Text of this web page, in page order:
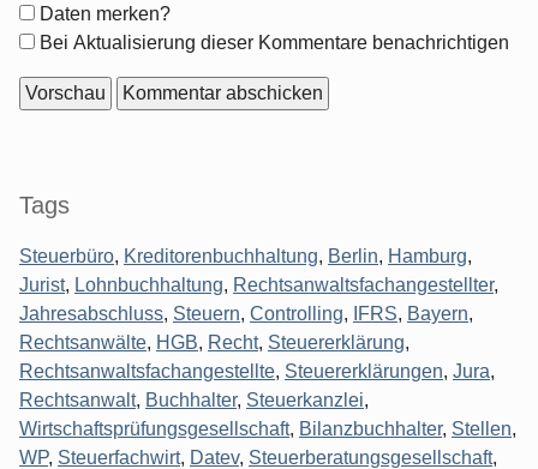
Formular-
Optionen
Daten merken?
Bei Aktualisierung dieser Kommentare benachrichtigen
Tags
Steuerbüro, Kreditorenbuchhaltung, Berlin, Hamburg,
Jurist, Lohnbuchhaltung, Rechtsanwaltsfachangestellter,
Jahresabschluss, Steuern, Controlling, IFRS, Bayern,
Rechtsanwälte, HGB, Recht, Steuererklärung,
Rechtsanwaltsfachangestellte, Steuererklärungen, Jura,
Rechtsanwalt, Buchhalter, Steuerkanzlei,
Wirtschaftsprüfungsgesellschaft, Bilanzbuchhalter, Stellen,
WP, Steuerfachwirt, Datev, Steuerberatungsgesellschaft,